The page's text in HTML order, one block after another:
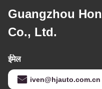
Guangzhou
Co., Ltd.
ईमेल
iven@hjauto.com.cn